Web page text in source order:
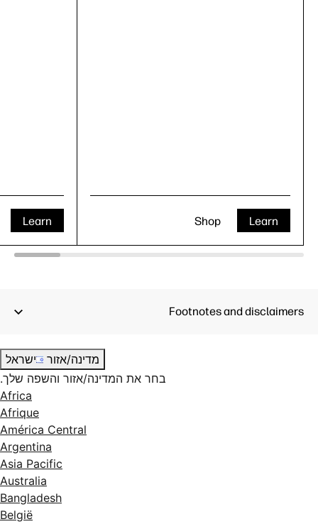
Learn Learn
Shop
Footnotes and disclaimers
מדינה/אזור
ישראל
בחר את המדינה/אזור והשפה שלך.
Africa
Afrique
América Central
Argentina
Asia Pacific
Australia
Bangladesh
België